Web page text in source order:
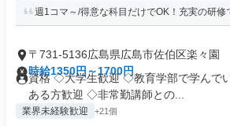
週1コマ～/得意な科目だけでOK！充実の研
〒731-5136広島県広島市佐伯区楽々園
時給1350円～1700円
資格 ◇大学生歓迎 ◇教育学部で学んで
ある方歓迎 ◇非常勤講師との...
業界未経験歓迎 +21個